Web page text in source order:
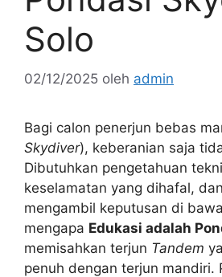
Solo
02/12/2025 oleh admin
Bagi calon penerjun bebas
Skydiver), keberanian saja
Dibutuhkan pengetahuan
keselamatan yang dihafal,
mengambil keputusan di
mengapa Edukasi adalah
memisahkan terjun Tandem
penuh dengan terjun mandiri.